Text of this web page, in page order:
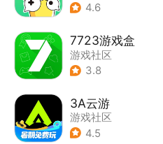
4.6
7723游戏盒
游戏社区
3.8
3A云游
游戏社区
4.5